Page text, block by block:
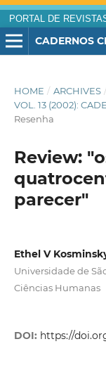
PORTAL DE
CADERNOS
HOME / ARCHIVES /
VOL. 13 (2002):
Resenha
Review:
parecer"
Ethel V
Universidade de
Ciências Humanas
DOI: https://